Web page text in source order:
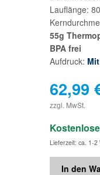
Lauflänge:
55g
BPA frei
Aufdruck:
62,99
zzgl. MwSt.
Lieferzeit: ca. 1-2
In den